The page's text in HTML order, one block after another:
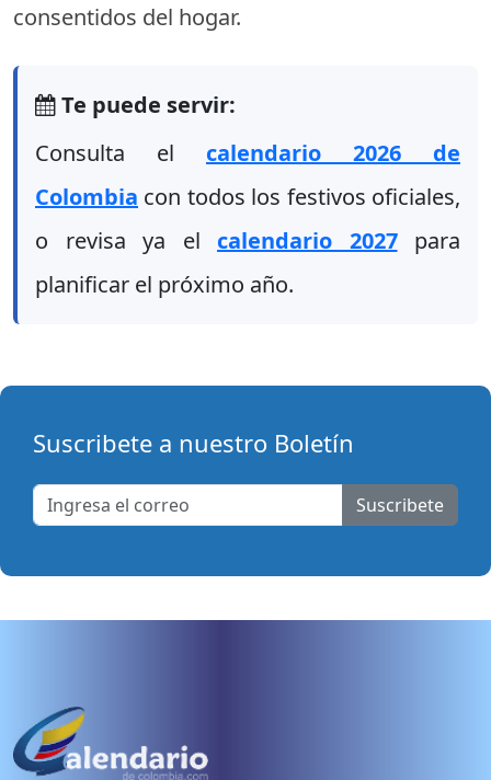
consentidos del hogar.
Te puede servir:
Consulta el calendario 2026 de
Colombia con todos los festivos oficiales,
o revisa ya el calendario 2027para
planificar el próximo año.
Suscribete a nuestro Boletín
Suscribete